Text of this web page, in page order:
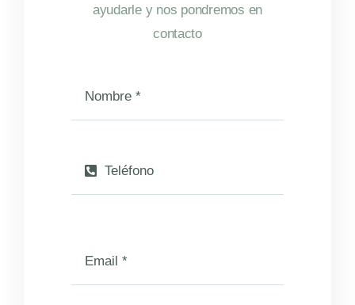
ayudarle y nos pondremos en
contacto